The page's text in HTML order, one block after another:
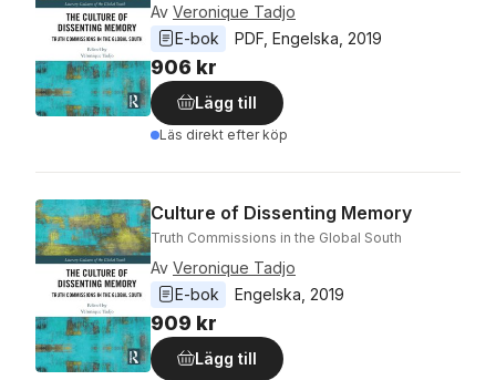
Av Veronique Tadjo
E-bok
PDF Engelska 2019
906 kr
Lägg till
Läs direkt efter köp
Culture of Dissenting Memory
Truth Commissions in the Global South
Av Veronique Tadjo
E-bok
Engelska 2019
909 kr
Lägg till